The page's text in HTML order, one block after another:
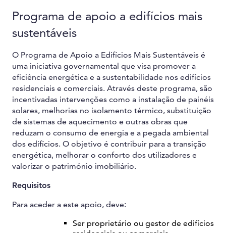
Programa de apoio a edifícios mais
sustentáveis
O Programa de Apoio a Edifícios Mais Sustentáveis é
uma iniciativa governamental que visa promover a
eficiência energética e a sustentabilidade nos edifícios
residenciais e comerciais. Através deste programa, são
incentivadas intervenções como a instalação de painéis
solares, melhorias no isolamento térmico, substituição
de sistemas de aquecimento e outras obras que
reduzam o consumo de energia e a pegada ambiental
dos edifícios. O objetivo é contribuir para a transição
energética, melhorar o conforto dos utilizadores e
valorizar o património imobiliário.
Requisitos
Para aceder a este apoio, deve:
Ser proprietário ou gestor de edifícios